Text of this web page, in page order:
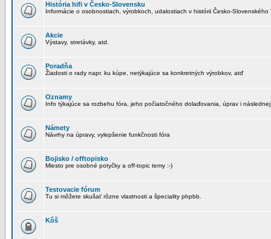
História hifi v Česko-Slovensku
Informácie o osobnostiach, výrobkoch, udalostiach v histórii Česko-Slovenského
Akcie
Výstavy, stretávky, atd.
Poradňa
Žiadosti o rady napr. ku kúpe, netýkajúce sa konkretných výrobkov, atď
Oznamy
Info týkajúce sa rozbehu fóra, jeho počiatočného dolaďovania, úprav i
Námety
Návrhy na úpravy, vylepšenie funkčnosti fóra
Bojisko / offtopisko
Miesto pre osobné potyčky a off-topic temy :-)
Testovacie fórum
Tu si môžete skušať rôzne vlastnosti a špeciality phpbb.
Kôš